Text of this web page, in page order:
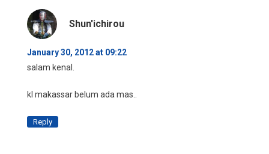
Shun'ichirou
January 30, 2012 at 09:22
salam kenal.
kl makassar belum ada mas..
Reply